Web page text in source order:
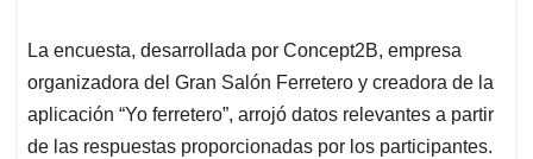
La encuesta, desarrollada por Concept2B, empresa
organizadora del Gran Salón Ferretero y creadora de la
aplicación “Yo ferretero”, arrojó datos relevantes a partir
de las respuestas proporcionadas por los participantes.